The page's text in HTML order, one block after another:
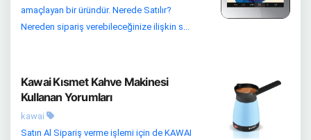
amaçlayan bir üründür. Nerede Satılır?
Nereden sipariş verebileceğinize ilişkin s...
Kawai Kısmet Kahve Makinesi
Kullanan Yorumları
kawai
Satın Al Sipariş verme işlemi için de KAWAI